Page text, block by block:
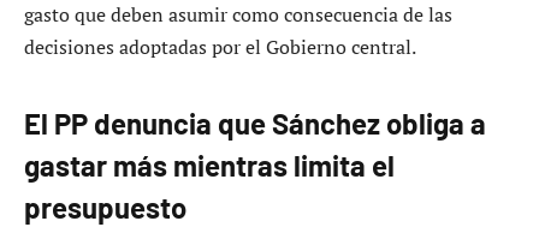
gasto que deben asumir como consecuencia de las
decisiones adoptadas por el Gobierno central.
El PP denuncia que Sánchez obliga a
gastar más mientras limita el
presupuesto